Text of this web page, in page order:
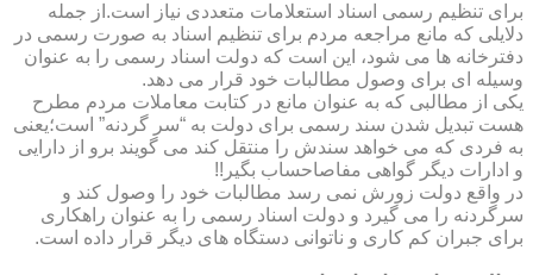
برای تنظیم رسمی اسناد استعلامات متعددی نیاز است.از جمله
دلایلی که مانع مراجعه مردم برای تنظیم اسناد به صورت رسمی در
دفترخانه ها می شود، این است که دولت اسناد رسمی را به عنوان
وسیله ای برای وصول مطالبات خود قرار می دهد.
یکی از مطالبی که به عنوان مانع در کتابت معاملات مردم مطرح
هست تبدیل شدن سند رسمی برای دولت به “سر گردنه” است؛یعنی
به فردی که می خواهد سندش را منتقل کند می گویند برو از دارایی
و ادارات دیگر گواهی مفاصاحساب بگیر!!
در واقع دولت زورش نمی رسد مطالبات خود را وصول کند و
سرگردنه را می گیرد و دولت اسناد رسمی را به عنوان راهکاری
برای جبران کم کاری و ناتوانی دستگاه های دیگر قرار داده است.